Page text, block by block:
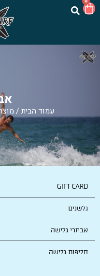
עמוד הבית /
GIFT CARD
גלשנים
אביזרי גלישה
חליפות גלישה